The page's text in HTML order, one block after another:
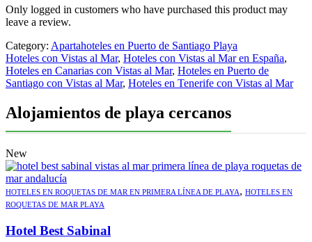
Only logged in customers who have purchased this product may
leave a review.
Category: Apartahoteles en Puerto de Santiago Playa
Hoteles con Vistas al Mar, Hoteles con Vistas al Mar en España,
Hoteles en Canarias con Vistas al Mar, Hoteles en Puerto de
Santiago con Vistas al Mar, Hoteles en Tenerife con Vistas al Mar
Alojamientos de playa cercanos
New
HOTELES EN ROQUETAS DE MAR EN PRIMERA LÍNEA DE PLAYA, HOTELES EN
ROQUETAS DE MAR PLAYA
Hotel Best Sabinal